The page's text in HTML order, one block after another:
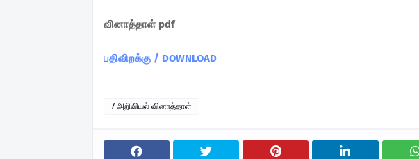
வினாத்தாள் pdf
பதிவிறக்கு / DOWNLOAD
7 அறிவியல் வினாத்தாள்